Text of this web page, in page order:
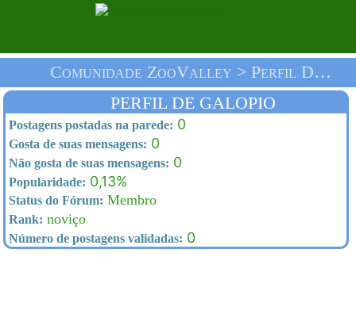
Comunidade ZooValley > Perfil De Galopio > Homepage
PERFIL DE GALOPIO
Postagens postadas na parede: 0
Gosta de suas mensagens: 0
Não gosta de suas mensagens: 0
Popularidade: 0,13%
Status do Fórum: Membro
Rank: noviço
Número de postagens validadas: 0